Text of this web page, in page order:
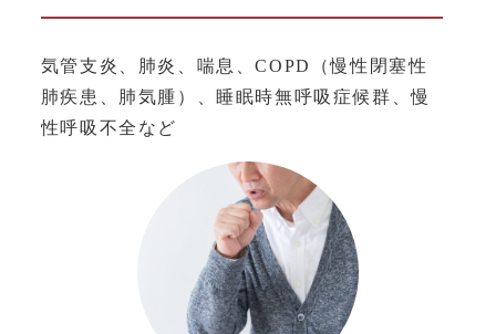
気管支炎、肺炎、喘息、COPD（慢性閉塞性
肺疾患、肺気腫）、睡眠時無呼吸症候群、慢
性呼吸不全など